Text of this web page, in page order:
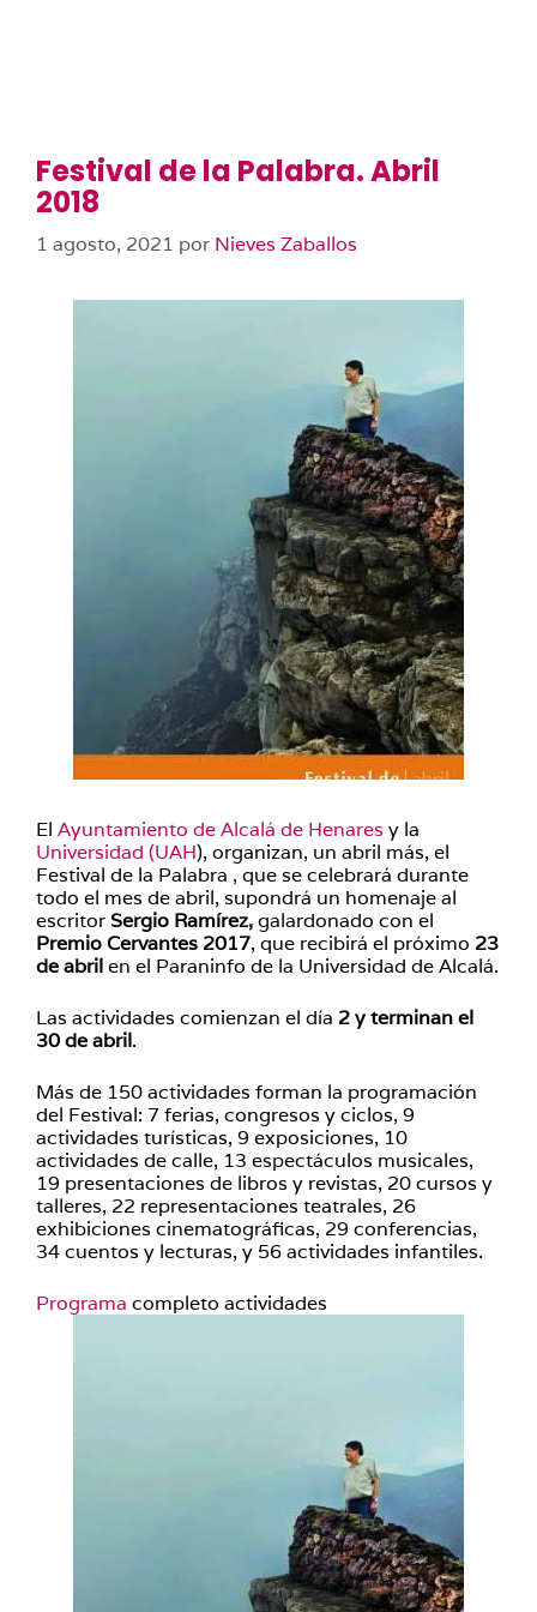
Festival de la Palabra. Abril
2018
1 agosto, 2021 por Nieves Zaballos
El Ayuntamiento de Alcalá de Henares y la
Universidad (UAH), organizan, un abril más, el
Festival de la Palabra , que se celebrará durante
todo el mes de abril, supondrá un homenaje al
escritor Sergio Ramírez,galardonado con el
Premio Cervantes 2017, que recibirá el próximo 23
de abrilen el Paraninfo de la Universidad de Alcalá.
Las actividades comienzan el día 2 y terminan el
30 de abril.
Más de 150 actividades forman la programación
del Festival: 7 ferias, congresos y ciclos, 9
actividades turísticas, 9 exposiciones, 10
actividades de calle, 13 espectáculos musicales,
19 presentaciones de libros y revistas, 20 cursos y
talleres, 22 representaciones teatrales, 26
exhibiciones cinematográficas, 29 conferencias,
34 cuentos y lecturas, y 56 actividades infantiles.
Programa completo actividades